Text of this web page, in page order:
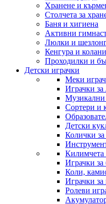
Хранене и
Столчета за
Баня и хигиена
Активни
Люлки и
Кенгура и
Проходилки и
Детски играчки
Меки
Играчки за
Музикални
Сортери и
Детски
Колички
Килимчета
Играчки за
Коли,
Играчки за
Ролеви